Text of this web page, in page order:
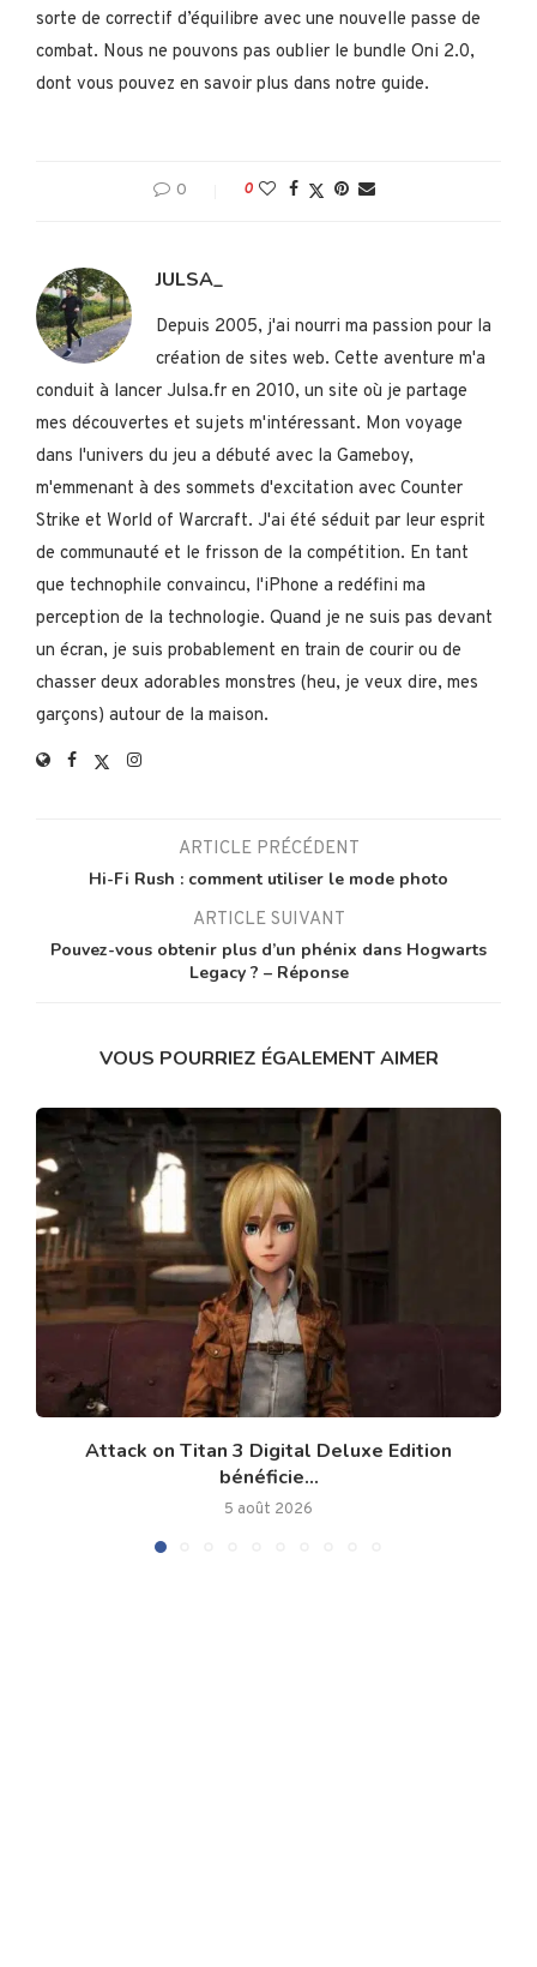
sorte de correctif d’équilibre avec une nouvelle passe de
combat. Nous ne pouvons pas oublier le bundle Oni 2.0,
dont vous pouvez en savoir plus dans notre guide.
0 0
JULSA_
Depuis 2005, j'ai nourri ma passion pour la
création de sites web. Cette aventure m'a
conduit à lancer Julsa.fr en 2010, un site où je partage
mes découvertes et sujets m'intéressant. Mon voyage
dans l'univers du jeu a débuté avec la Gameboy,
m'emmenant à des sommets d'excitation avec Counter
Strike et World of Warcraft. J'ai été séduit par leur esprit
de communauté et le frisson de la compétition. En tant
que technophile convaincu, l'iPhone a redéfini ma
perception de la technologie. Quand je ne suis pas devant
un écran, je suis probablement en train de courir ou de
chasser deux adorables monstres (heu, je veux dire, mes
garçons) autour de la maison.
ARTICLE PRÉCÉDENT
Hi-Fi Rush : comment utiliser le mode photo
ARTICLE SUIVANT
Pouvez-vous obtenir plus d’un phénix dans Hogwarts
Legacy ? – Réponse
VOUS POURRIEZ ÉGALEMENT AIMER
Attack on Titan 3 Digital Deluxe Edition
bénéficie...
5 août 2026